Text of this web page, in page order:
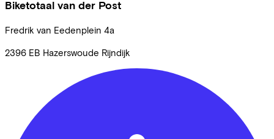
Biketotaal van der Post
Fredrik van Eedenplein 4a
2396 EB Hazerswoude Rijndijk